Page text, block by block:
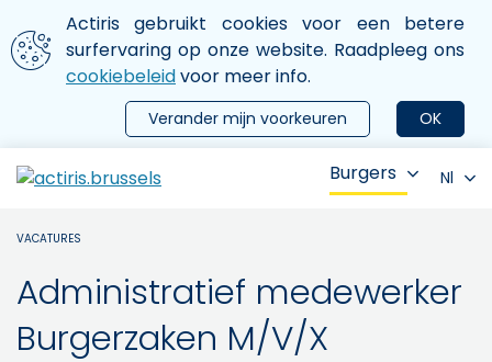
Aller au contenu principal
We gebruiken cookies
Actiris gebruikt cookies voor een betere
surfervaring op onze website. Raadpleeg ons
cookiebeleidvoor meer info.
OK
Verander mijn voorkeuren
le menu
Burgers Nl
VACATURES
Administratief medewerker
Burgerzaken M/V/X